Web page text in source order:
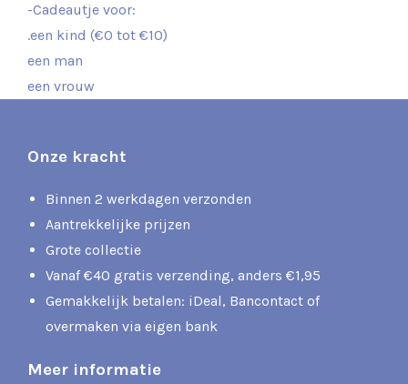
-Cadeautje voor:
.een kind (€0 tot €10)
een man
een vrouw
Onze kracht
Binnen 2 werkdagen verzonden
Aantrekkelijke prijzen
Grote collectie
Vanaf €40 gratis verzending, anders €1,95
Gemakkelijk betalen: iDeal, Bancontact of
overmaken via eigen bank
Meer informatie